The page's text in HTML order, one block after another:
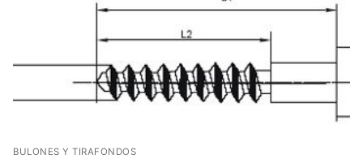
BULONES Y TIRAFONDOS